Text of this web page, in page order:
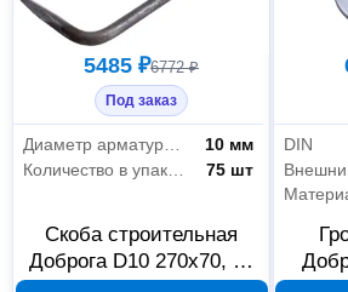
5485 ₽6772 ₽
Под заказ
10 мм
75 шт
Скоба строительная
Доброга D10 270х70, 75
DIN